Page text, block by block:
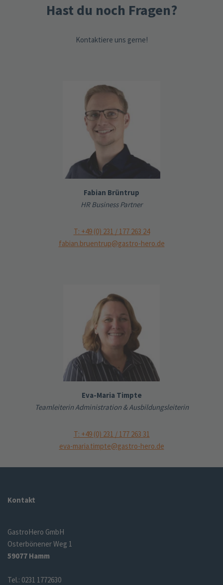
Hast du noch Fragen?
Kontaktiere uns gerne!
Fabian Brüntrup
HR Business Partner
T: +49 (0) 231 / 177 263 24
fabian.bruentrup@gastro-hero.de
Eva-Maria Timpte
Teamleiterin Administration & Ausbildungsleiterin
T: +49 (0) 231 / 177 263 31
eva-maria.timpte@gastro-hero.de
Kontakt
GastroHero GmbH
Osterbönener Weg 1
59077 Hamm
Tel.: 0231 1772630